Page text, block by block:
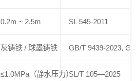
0.2m ~ 2.5m SL 545-2011
灰铸铁 / 球墨铸铁 GB/T 9439-2023,
≤1.0MPa（静水压力）SL/T 105—2025